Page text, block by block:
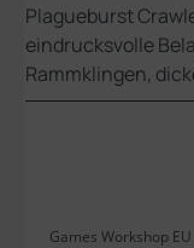
Plagueburst
eindrucksvolle
Rammklingen,
Games Workshop EU